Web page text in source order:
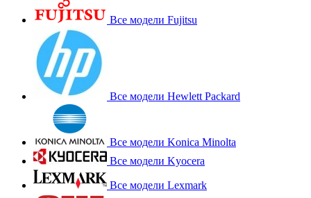
Все модели Fujitsu
Все модели Hewlett Packard
Все модели Konica Minolta
Все модели Kyocera
Все модели Lexmark